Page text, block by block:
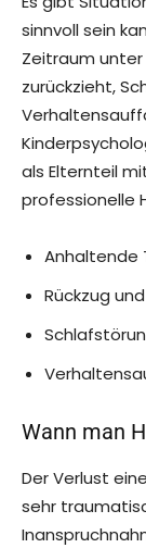
sinnvoll sein
Zeitraum
zurückzieht,
als Elternteil
professionelle
Anhaltende
Rückzug
Wann man
Der Verlust
sehr